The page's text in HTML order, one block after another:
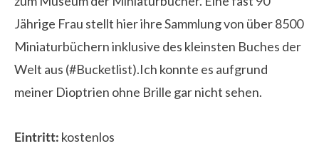
Jährige Frau stellt hier ihre Sammlung von über 8500
Miniaturbüchern inklusive des kleinsten Buches der
Welt aus (#Bucketlist).Ich konnte es aufgrund
meiner Dioptrien ohne Brille gar nicht sehen.
Eintritt: kostenlos